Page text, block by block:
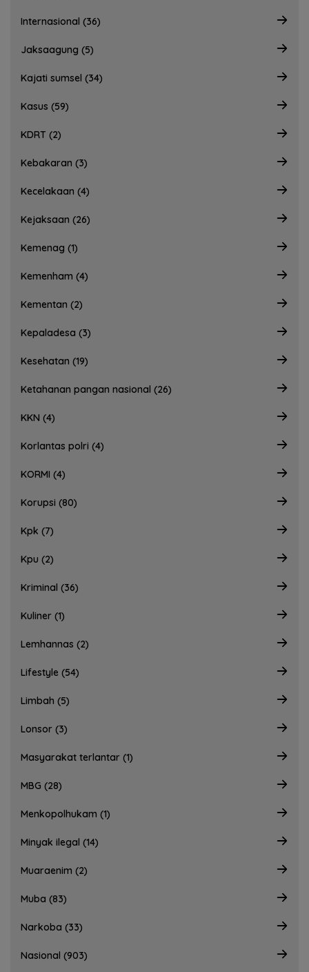
Internasional (36)
Jaksaagung (5)
Kajati sumsel (34)
Kasus (59)
KDRT (2)
Kebakaran (3)
Kecelakaan (4)
Kejaksaan (26)
Kemenag (1)
Kemenham (4)
Kementan (2)
Kepaladesa (3)
Kesehatan (19)
Ketahanan pangan nasional (26)
KKN (4)
Korlantas polri (4)
KORMI (4)
Korupsi (80)
Kpk (7)
Kpu (2)
Kriminal (36)
Kuliner (1)
Lemhannas (2)
Lifestyle (54)
Limbah (5)
Lonsor (3)
Masyarakat terlantar (1)
MBG (28)
Menkopolhukam (1)
Minyak ilegal (14)
Muaraenim (2)
Muba (83)
Narkoba (33)
Nasional (903)